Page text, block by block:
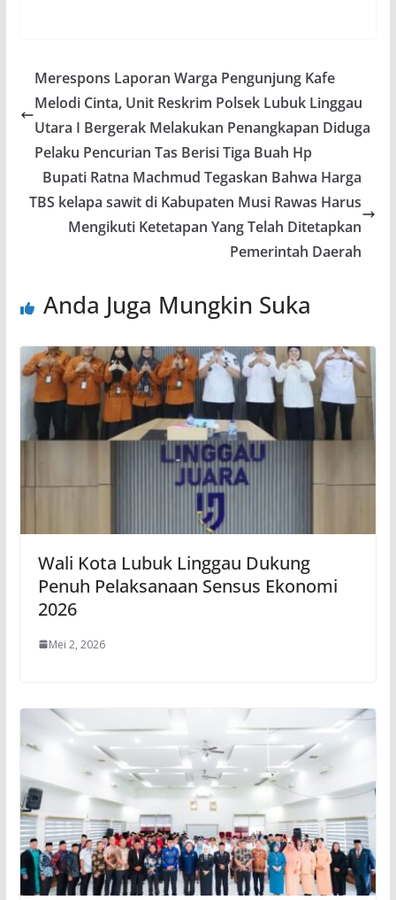
Merespons Laporan Warga Pengunjung Kafe
Melodi Cinta, Unit Reskrim Polsek Lubuk Linggau
Utara I Bergerak Melakukan Penangkapan Diduga
Pelaku Pencurian Tas Berisi Tiga Buah Hp
Bupati Ratna Machmud Tegaskan Bahwa Harga
TBS kelapa sawit di Kabupaten Musi Rawas Harus
Mengikuti Ketetapan Yang Telah Ditetapkan
Pemerintah Daerah
Anda Juga Mungkin Suka
Wali Kota Lubuk Linggau Dukung
Penuh Pelaksanaan Sensus Ekonomi
2026
Mei 2, 2026